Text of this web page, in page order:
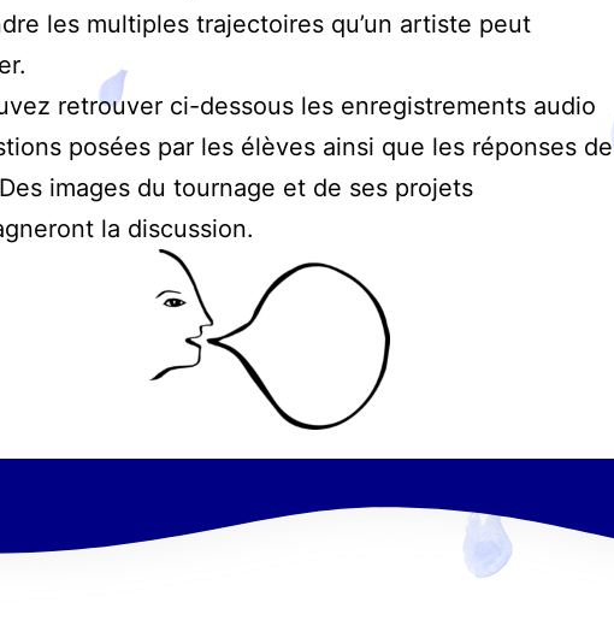
les multiples trajectoires qu’un artiste peut
retrouver ci-dessous les enregistrements audio
posées par les élèves ainsi que les réponses de
images du tournage et de ses projets
la discussion.